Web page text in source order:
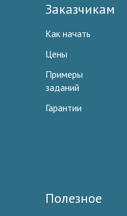
Заказчикам
Как начать
Цены
Примеры
заданий
Гарантии
Полезное